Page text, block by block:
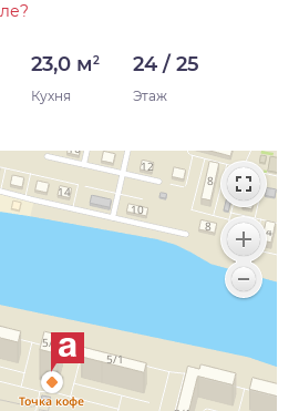
23,0 м2
Кухня
24 / 25
Этаж